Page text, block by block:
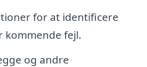
for at identificere
kommende fejl.
og andre